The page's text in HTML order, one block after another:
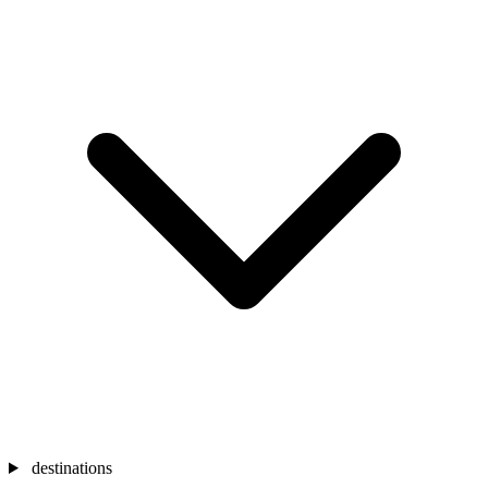
destinations